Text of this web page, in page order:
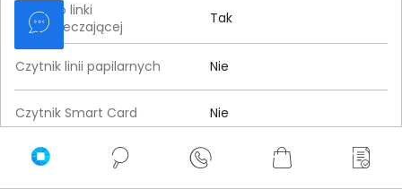
Gniazdo linki
zabezpieczającej
Tak
Czytnik linii papilarnych Nie
Czytnik Smart Card Nie
Szyfrowanie TPM Tak